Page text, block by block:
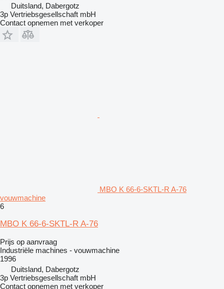
Duitsland, Dabergotz
3p Vertriebsgesellschaft mbH
Contact opnemen met verkoper
MBO K 66-6-SKTL-R A-76
vouwmachine
6
MBO K 66-6-SKTL-R A-76
Prijs op aanvraag
Industriële machines - vouwmachine
1996
Duitsland, Dabergotz
3p Vertriebsgesellschaft mbH
Contact opnemen met verkoper